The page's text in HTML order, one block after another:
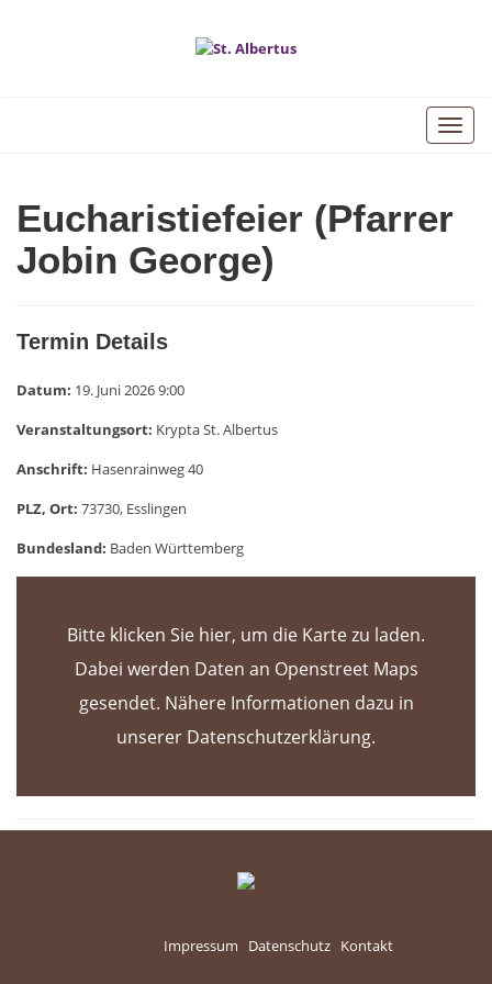
Toggle
Eucharistiefeier (Pfarrer
Jobin George)
Termin Details
Datum: 19. Juni 2026 9:00
Veranstaltungsort: Krypta St. Albertus
Anschrift: Hasenrainweg 40
PLZ, Ort: 73730, Esslingen
Bundesland: Baden Württemberg
Impressum Datenschutz Kontakt